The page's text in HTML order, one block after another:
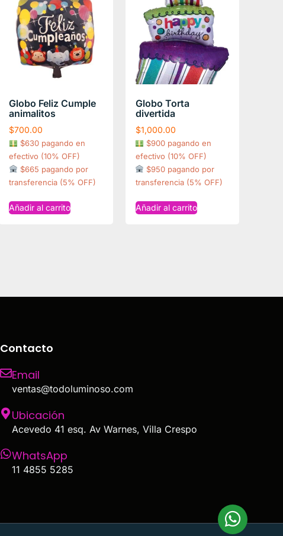
Globo Feliz Cumple
animalitos
$700.00
$630 pagando en
efectivo (10% OFF)
$665 pagando por
transferencia (5% OFF)
Añadir al carrito
Globo Torta
divertida
$1,000.00
$900 pagando en
efectivo (10% OFF)
$950 pagando por
transferencia (5% OFF)
Añadir al carrito
Contacto
Email
ventas@todoluminoso.com
Ubicación
Acevedo 41 esq. Av Warnes, Villa Crespo
WhatsApp
11 4855 5285